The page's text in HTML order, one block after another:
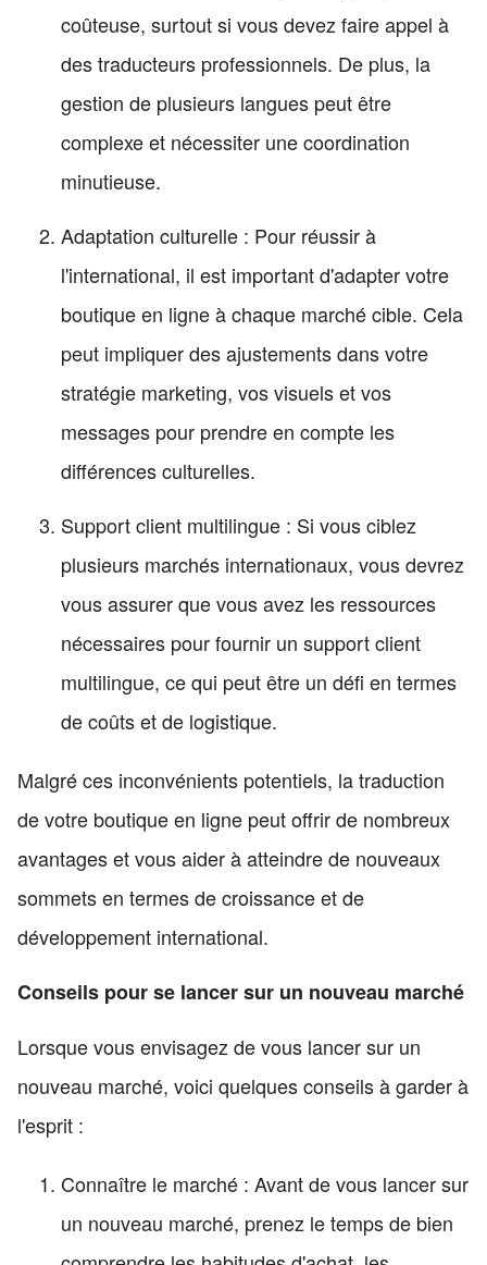
coûteuse, surtout si vous devez faire appel à
des traducteurs professionnels. De plus, la
gestion de plusieurs langues peut être
complexe et nécessiter une coordination
minutieuse.
Adaptation culturelle : Pour réussir à
l'international, il est important d'adapter votre
boutique en ligne à chaque marché cible. Cela
peut impliquer des ajustements dans votre
stratégie marketing, vos visuels et vos
messages pour prendre en compte les
différences culturelles.
Support client multilingue : Si vous ciblez
plusieurs marchés internationaux, vous devrez
vous assurer que vous avez les ressources
nécessaires pour fournir un support client
multilingue, ce qui peut être un défi en termes
de coûts et de logistique.
Malgré ces inconvénients potentiels, la traduction
de votre boutique en ligne peut offrir de nombreux
avantages et vous aider à atteindre de nouveaux
sommets en termes de croissance et de
développement international.
Conseils pour se lancer sur un nouveau marché
Lorsque vous envisagez de vous lancer sur un
nouveau marché, voici quelques conseils à garder à
l'esprit :
Connaître le marché : Avant de vous lancer sur
un nouveau marché, prenez le temps de bien